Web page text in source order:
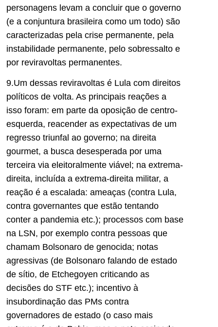
personagens levam a concluir que o governo
(e a conjuntura brasileira como um todo) são
caracterizadas pela crise permanente, pela
instabilidade permanente, pelo sobressalto e
por reviravoltas permanentes.
9.Um dessas reviravoltas é Lula com direitos
políticos de volta. As principais reações a
isso foram: em parte da oposição de centro-
esquerda, reacender as expectativas de um
regresso triunfal ao governo; na direita
gourmet, a busca desesperada por uma
terceira via eleitoralmente viável; na extrema-
direita, incluída a extrema-direita militar, a
reação é a escalada: ameaças (contra Lula,
contra governantes que estão tentando
conter a pandemia etc.); processos com base
na LSN, por exemplo contra pessoas que
chamam Bolsonaro de genocida; notas
agressivas (de Bolsonaro falando de estado
de sítio, de Etchegoyen criticando as
decisões do STF etc.); incentivo à
insubordinação das PMs contra
governadores de estado (o caso mais